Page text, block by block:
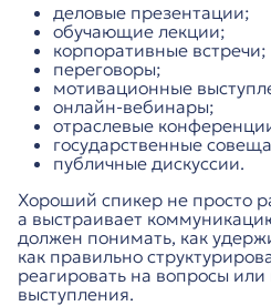
деловые презентации;
обучающие лекции;
корпоративные встречи;
переговоры;
мотивационные
онлайн-вебинары;
отраслевые
государственные
публичные дискуссии.
Хороший спикер не просто
а выстраивает
должен понимать, как
как правильно
реагировать на вопросы
выступления.